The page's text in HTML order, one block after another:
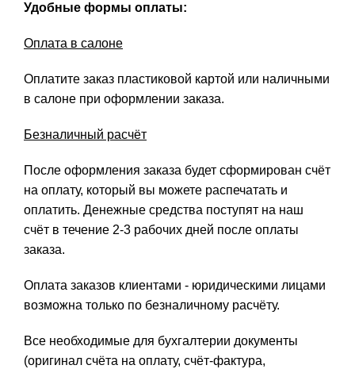
Удобные формы оплаты:
Оплата в салоне
Оплатите заказ пластиковой картой или наличными
в салоне при оформлении заказа.
Безналичный расчёт
После оформления заказа будет сформирован счёт
на оплату, который вы можете распечатать и
оплатить. Денежные средства поступят на наш
счёт в течение 2-3 рабочих дней после оплаты
заказа.
Оплата заказов клиентами - юридическими лицами
возможна только по безналичному расчёту.
Все необходимые для бухгалтерии документы
(оригинал счёта на оплату, счёт-фактура,